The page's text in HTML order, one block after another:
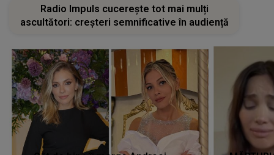
Radio Impuls cucerește tot mai mulți
ascultători: creșteri semnificative în audiență